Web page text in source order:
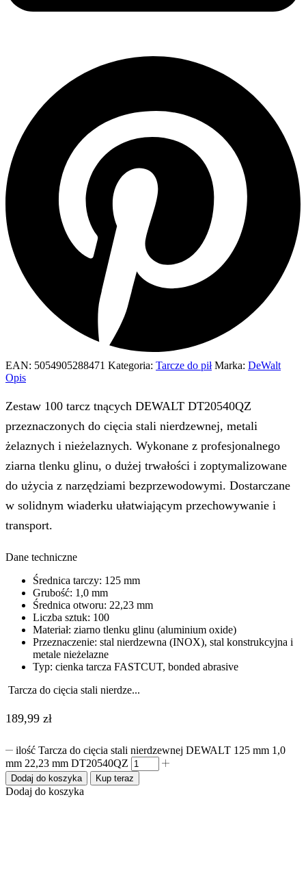
EAN: 5054905288471 Kategoria: Tarcze do pił Marka: DeWalt
Opis
Zestaw 100 tarcz tnących DEWALT DT20540QZ
przeznaczonych do cięcia stali nierdzewnej, metali
żelaznych i nieżelaznych. Wykonane z profesjonalnego
ziarna tlenku glinu, o dużej trwałości i zoptymalizowane
do użycia z narzędziami bezprzewodowymi. Dostarczane
w solidnym wiaderku ułatwiającym przechowywanie i
transport.
Dane techniczne
Średnica tarczy: 125 mm
Grubość: 1,0 mm
Średnica otworu: 22,23 mm
Liczba sztuk: 100
Materiał: ziarno tlenku glinu (aluminium oxide)
Przeznaczenie: stal nierdzewna (INOX), stal konstrukcyjna i
metale nieżelazne
Typ: cienka tarcza FASTCUT, bonded abrasive
Tarcza do cięcia stali nierdze...
189,99 zł
ilość Tarcza do cięcia stali nierdzewnej DEWALT 125 mm 1,0
mm 22,23 mm DT20540QZ
Dodaj do koszyka Kup teraz
Dodaj do koszyka